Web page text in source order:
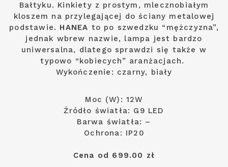
Bałtyku. Kinkiety z prostym, mlecznobiałym
kloszem na przylegającej do ściany metalowej
podstawie. HANEA to po szwedzku “mężczyzna”,
jednak wbrew nazwie, lampa jest bardzo
uniwersalna, dlatego sprawdzi się także w
typowo “kobiecych” aranżacjach.
Wykończenie: czarny, biały
Moc (W): 12W
Źródło światła: G9 LED
Barwa światła: –
Ochrona: IP20
Cena od 699.00 zł